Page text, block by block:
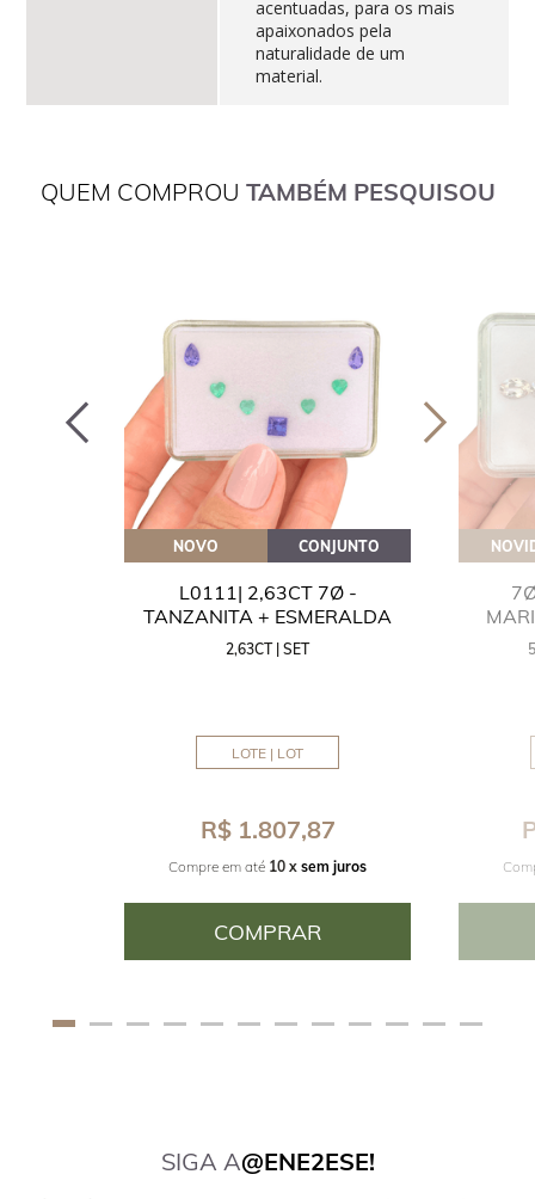
acentuadas, para os mais
apaixonados pela
naturalidade de um
material.
QUEM COMPROU TAMBÉM PESQUISOU
NOVO CONJUNTO
L0111| 2,63CT 7Ø -
TANZANITA + ESMERALDA
2,63CT | SET
LOTE | LOT
R$ 1.807,87
Compre em até 10 x sem juros
COMPRAR
SIGA A@ENE2ESE!